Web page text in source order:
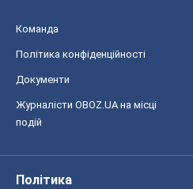
Команда
Політика конфіденційності
Документи
Журналісти OBOZ.UA на місці
подій
Політика